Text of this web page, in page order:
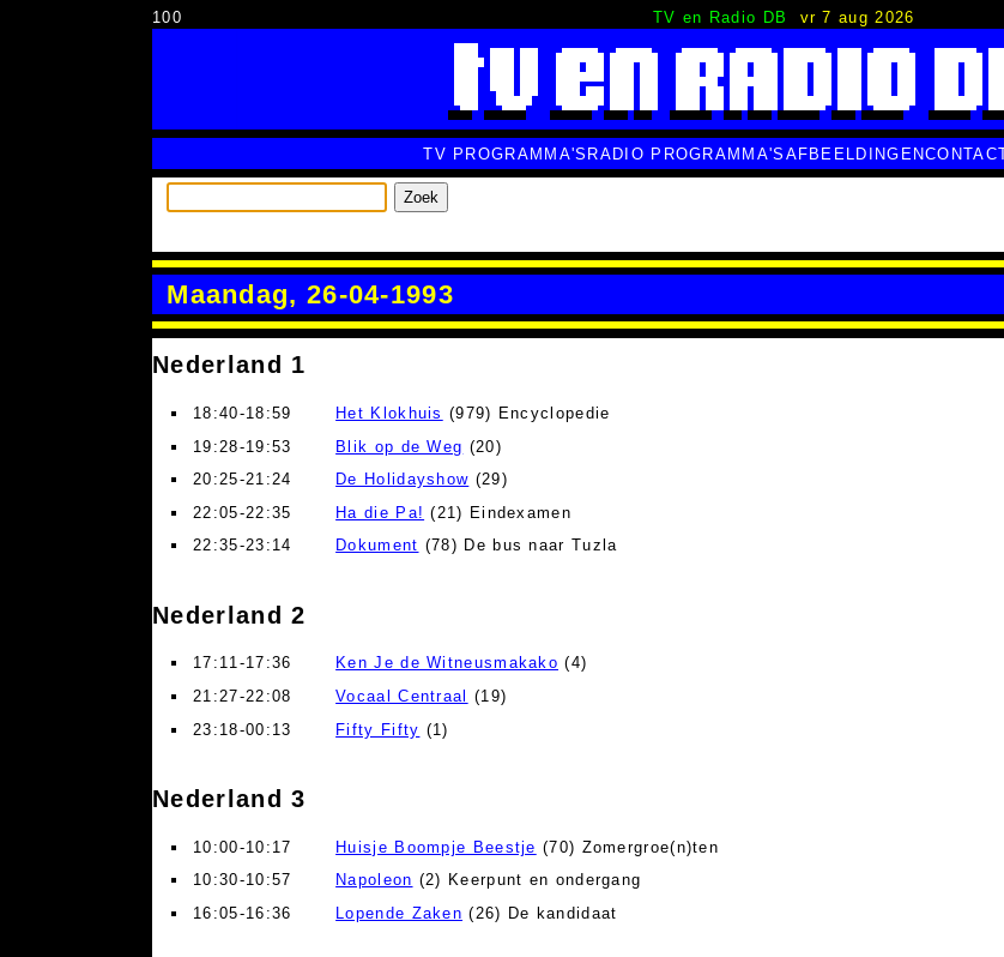
100 TV en Radio DB vr 7 aug 2026
TV PROGRAMMA'S RADIO PROGRAMMA'S AFBEELDINGEN
Zoek
Maandag, 26-04-1993
Nederland 1
18:40-18:59 Het Klokhuis (979) Encyclopedie
19:28-19:53
Blik op de Weg (20)
20:25-21:24
De Holidayshow (29)
22:05-22:35
Ha die Pa! (21) Eindexamen
22:35-23:14
Dokument (78) De bus naar Tuzla
Nederland 2
17:11-17:36 Ken Je de Witneusmakako (4)
21:27-22:08
Vocaal Centraal
(19)
23:18-00:13
Fifty Fifty (1)
Nederland 3
10:00-10:17 Huisje Boompje Beestje (70) Zomergroe(n)ten
10:30-10:57
Napoleon (2) Keerpunt en ondergang
16:05-16:36
Lopende Zaken (26) De kandidaat